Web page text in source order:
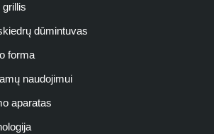
grillis
dūmintuvas
forma
naudojimui
aparatas